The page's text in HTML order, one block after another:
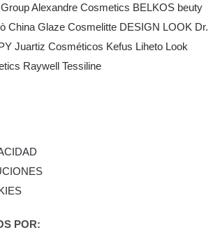
Alexandre Cosmetics BELKOS beuty
China Glaze Cosmelitte DESIGN LOOK Dr.
Juartiz Cosméticos Kefus Liheto Look
Raywell Tessiline
POR: